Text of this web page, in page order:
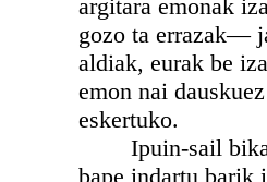
argitara emonak
gozo ta errazak—
aldiak, eurak be
emon nai
eskertuko.
Ipuin-sail
bape indartu barik